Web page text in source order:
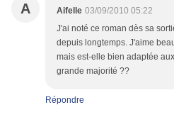
A Aifelle 03/09/2010 05:22
J'ai noté ce roman dès sa
depuis longtemps. J'aime
mais est-elle bien adaptée
grande majorité ??
Répondre